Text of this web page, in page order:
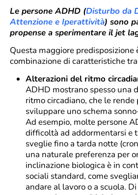
Le persone ADHD (Disturbo da
Attenzione e Iperattività) sono
propense a sperimentare il jet
Questa maggiore predisposizione
combinazione di caratteristiche
Alterazioni del ritmo
ADHD mostrano spesso una
ritmo circadiano, che le rende
sviluppare uno schema
Ad esempio, molte persone
difficoltà ad addormentarsi e
sveglie fino a tarda notte
una naturale preferenza per
inclinazione biologica è in
sociali standard, come
andare al lavoro o a scuola.